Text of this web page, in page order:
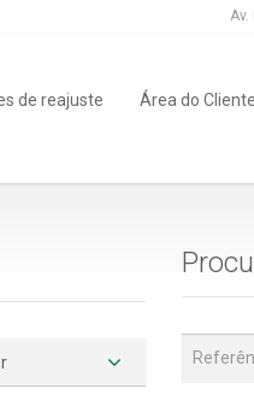
Av.
de reajuste Área do Cliente